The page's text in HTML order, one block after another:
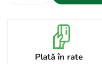
Plată în rate